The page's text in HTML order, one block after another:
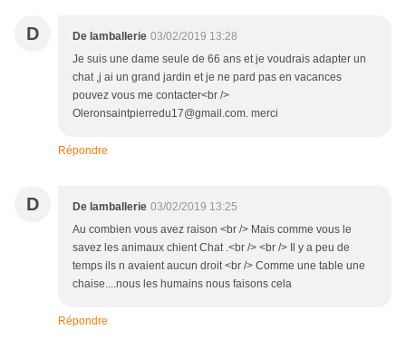
D De lamballerie 03/02/2019 13:28
Je suis une dame seule de 66 ans et je voudrais adapter un
chat ,j ai un grand jardin et je ne pard pas en vacances
pouvez vous me contacter<br />
Oleronsaintpierredu17@gmail.com. merci
Répondre
D De lamballerie 03/02/2019 13:25
Au combien vous avez raison <br /> Mais comme vous le
savez les animaux chient Chat .<br /> <br /> Il y a peu de
temps ils n avaient aucun droit <br /> Comme une table une
chaise....nous les humains nous faisons cela
Répondre